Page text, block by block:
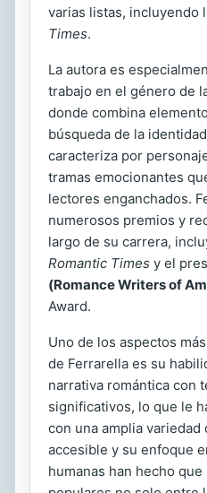
varias listas, incluyendo
Times.
La autora es
trabajo en el género de
donde combina
búsqueda de la
caracteriza por
tramas emocionantes
lectores enganchados.
numerosos premios y
largo de su carrera,
Romantic Times y el
(Romance Writers of
Award.
Uno de los aspectos
de Ferrarella es su
narrativa romántica con
significativos, lo que le
con una amplia
accesible y su enfoque
humanas han hecho